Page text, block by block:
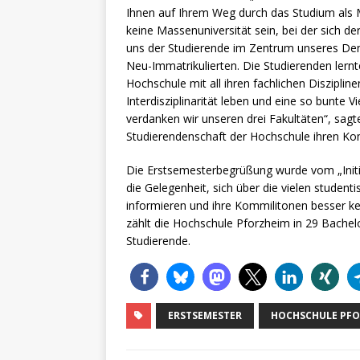
Ihnen auf Ihrem Weg durch das Studium
keine Massenuniversität sein, bei der sich
uns der Studierende im Zentrum unseres
Neu-Immatrikulierten. Die Studierenden
Hochschule mit all ihren fachlichen
Interdisziplinarität leben und eine so bunte
verdanken wir unseren drei Fakultäten“,
Studierendenschaft der Hochschule ihren
Die Erstsemesterbegrüßung wurde vom
die Gelegenheit, sich über die vielen
informieren und ihre Kommilitonen besser
zählt die Hochschule Pforzheim in 29
Studierende.
ERSTSEMESTER HOCHSCHULE